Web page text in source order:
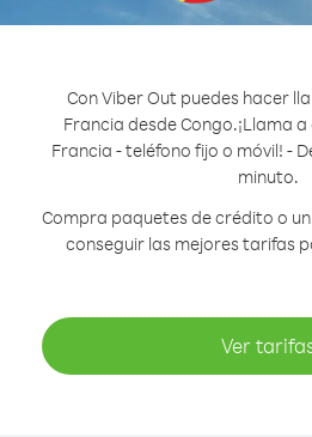
Con Viber Out puedes hacer
Francia desde Congo.¡Llama
Francia - teléfono fijo o móvil! -
minuto.
Compra paquetes de crédito o
conseguir las mejores tarifas
Ver